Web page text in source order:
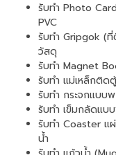
รับทำ Photo
PVC
รับทำ Gripgok (
วัสดุ
รับทำ Magnet
รับทำ แม่เหล็กติด
รับทำ กระจกแบบ
รับทำ เข็มกลัดแบ
รับทำ Coaster แ
น้ำ